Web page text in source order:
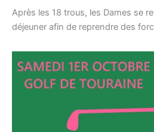
Après les 18 trous, les Dames se
déjeuner afin de reprendre des